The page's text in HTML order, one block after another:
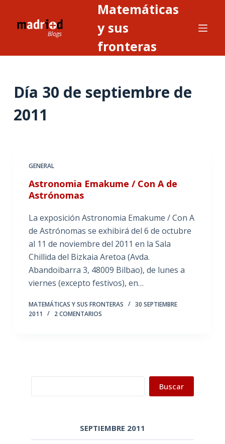
Matemáticas
y sus
fronteras
Día 30 de septiembre de
2011
GENERAL
Astronomia Emakume / Con A de
Astrónomas
La exposición Astronomia Emakume / Con A
de Astrónomas se exhibirá del 6 de octubre
al 11 de noviembre del 2011 en la Sala
Chillida del Bizkaia Aretoa (Avda.
Abandoibarra 3, 48009 Bilbao), de lunes a
viernes (excepto festivos), en…
MATEMÁTICAS Y SUS FRONTERAS
30 SEPTIEMBRE
2011
2 COMENTARIOS
Buscar
SEPTIEMBRE 2011